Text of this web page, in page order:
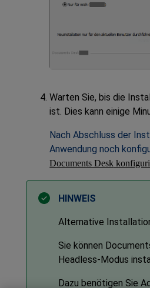
Warten Sie, bis die
ist. Dies kann einige
Nach Abschluss der
Anwendung noch
Documents Desk
Alternative
Sie können
Headless-Modus
Dazu benötigen Sie